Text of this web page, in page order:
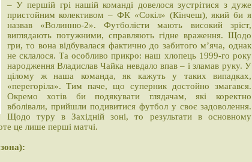
– У першій грі нашій команді довелося зустрітися з дуже
пристойним колективом – ФК «Сокіл» (Кінчеш), який би я
назвав «Волинню-2». Футболісти мають високий зріст,
виглядають потужними, справляють гідне враження. Щодо
гри, то вона відбувалася фактично до забитого м’яча, однак
не склалося. Та особливо прикро: наш хлопець 1999-го року
народження Владислав Чайка невдало впав – і зламав руку. У
цілому ж наша команда, як кажуть у таких випадках,
«перегоріла». Тим паче, що суперник достойно змагався.
Окремо хотів би подякувати глядачам, які коректно
вболівали, прийшли подивитися футбол у своє задоволення.
Щодо туру в Західній зоні, то результати в основному
це лише перші матчі.